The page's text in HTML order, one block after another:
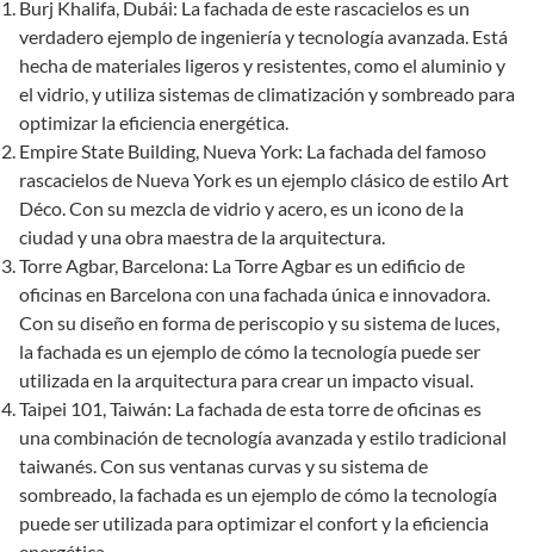
Burj Khalifa, Dubái: La fachada de este rascacielos es un
verdadero ejemplo de ingeniería y tecnología avanzada. Está
hecha de materiales ligeros y resistentes, como el aluminio y
el vidrio, y utiliza sistemas de climatización y sombreado para
optimizar la eficiencia energética.
Empire State Building, Nueva York: La fachada del famoso
rascacielos de Nueva York es un ejemplo clásico de estilo Art
Déco. Con su mezcla de vidrio y acero, es un icono de la
ciudad y una obra maestra de la arquitectura.
Torre Agbar, Barcelona: La Torre Agbar es un edificio de
oficinas en Barcelona con una fachada única e innovadora.
Con su diseño en forma de periscopio y su sistema de luces,
la fachada es un ejemplo de cómo la tecnología puede ser
utilizada en la arquitectura para crear un impacto visual.
Taipei 101, Taiwán: La fachada de esta torre de oficinas es
una combinación de tecnología avanzada y estilo tradicional
taiwanés. Con sus ventanas curvas y su sistema de
sombreado, la fachada es un ejemplo de cómo la tecnología
puede ser utilizada para optimizar el confort y la eficiencia